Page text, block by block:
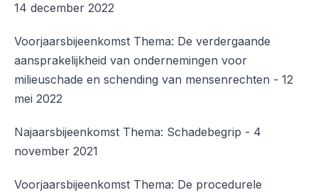
14 december 2022
Voorjaarsbijeenkomst Thema: De verdergaande
aansprakelijkheid van ondernemingen voor
milieuschade en schending van mensenrechten - 12
mei 2022
Najaarsbijeenkomst Thema: Schadebegrip - 4
november 2021
Voorjaarsbijeenkomst Thema: De procedurele